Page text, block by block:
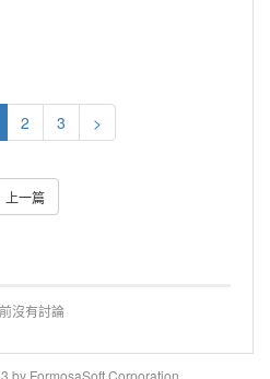
2 3 >
上一篇
沒有討論
by FormosaSoft Corporation.